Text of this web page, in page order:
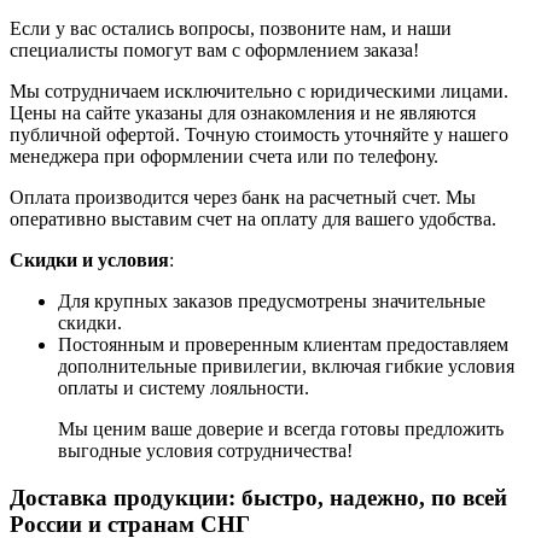
Если у вас остались вопросы, позвоните нам, и наши
специалисты помогут вам с оформлением заказа!
Мы сотрудничаем исключительно с юридическими лицами.
Цены на сайте указаны для ознакомления и не являются
публичной офертой. Точную стоимость уточняйте у нашего
менеджера при оформлении счета или по телефону.
Оплата производится через банк на расчетный счет. Мы
оперативно выставим счет на оплату для вашего удобства.
Скидки и условия:
Для крупных заказов предусмотрены значительные
скидки.
Постоянным и проверенным клиентам предоставляем
дополнительные привилегии, включая гибкие условия
оплаты и систему лояльности.
Мы ценим ваше доверие и всегда готовы предложить
выгодные условия сотрудничества!
Доставка продукции: быстро, надежно, по всей
России и странам СНГ